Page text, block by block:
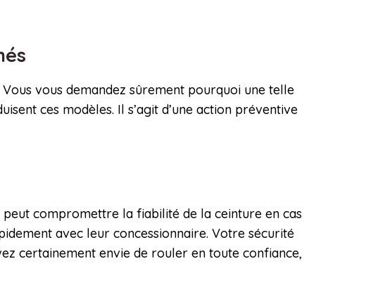
vous demandez sûrement pourquoi une telle
ces modèles. Il s’agit d’une action préventive
compromettre la fiabilité de la ceinture en cas
avec leur concessionnaire. Votre sécurité
certainement envie de rouler en toute confiance,